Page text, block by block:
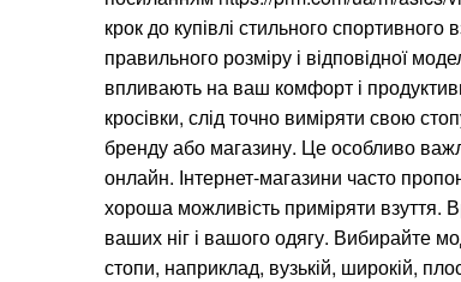
крок до купівлі стильного спортивного
правильного розміру і відповідної
впливають на ваш комфорт і
кросівки, слід точно виміряти свою
бренду або магазину. Це особливо
онлайн. Інтернет-магазини часто
хороша можливість приміряти взуття.
ваших ніг і вашого одягу. Вибирайте
стопи, наприклад, вузькій, широкій,